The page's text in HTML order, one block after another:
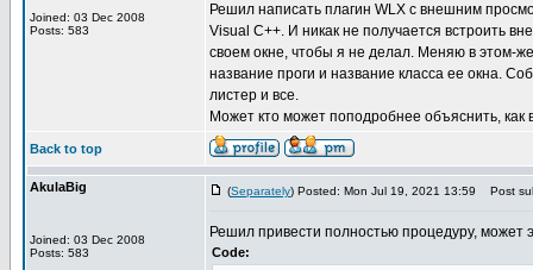
Joined: 03 Dec 2008
Posts: 583
Решил написать плагин WLX с внешним
Visual C++. И никак не получается встроить
своем окне, чтобы я не делал. Меняю в этом-
название проги и название класса ее окна.
листер и все.
Может кто может поподробнее объяснить, как
Back to top
AkulaBig
Joined: 03 Dec 2008
Posts: 583
(Separately) Posted: Mon Jul 19, 2021 13:59 Post
Решил привести полностью процедуру, может
Code: